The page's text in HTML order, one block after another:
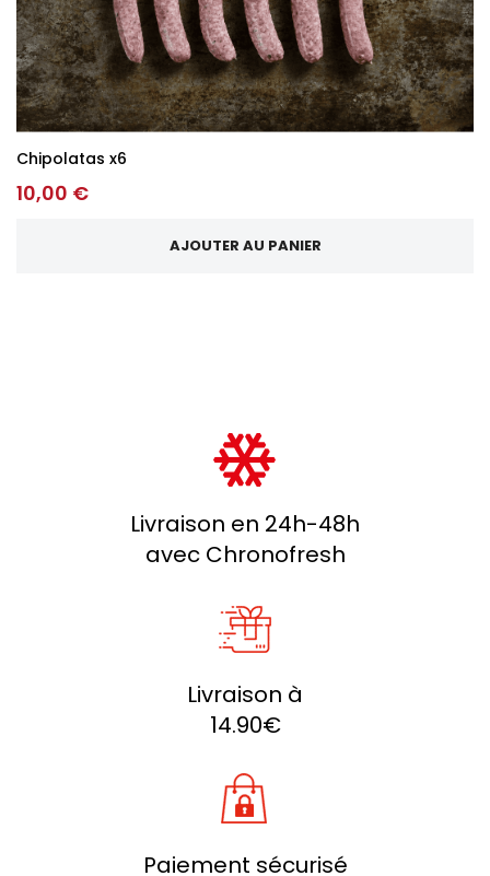
Chipolatas x6
10,00 €
AJOUTER AU PANIER
Livraison en 24h-48h
avec Chronofresh
Livraison à
14.90€
Paiement sécurisé